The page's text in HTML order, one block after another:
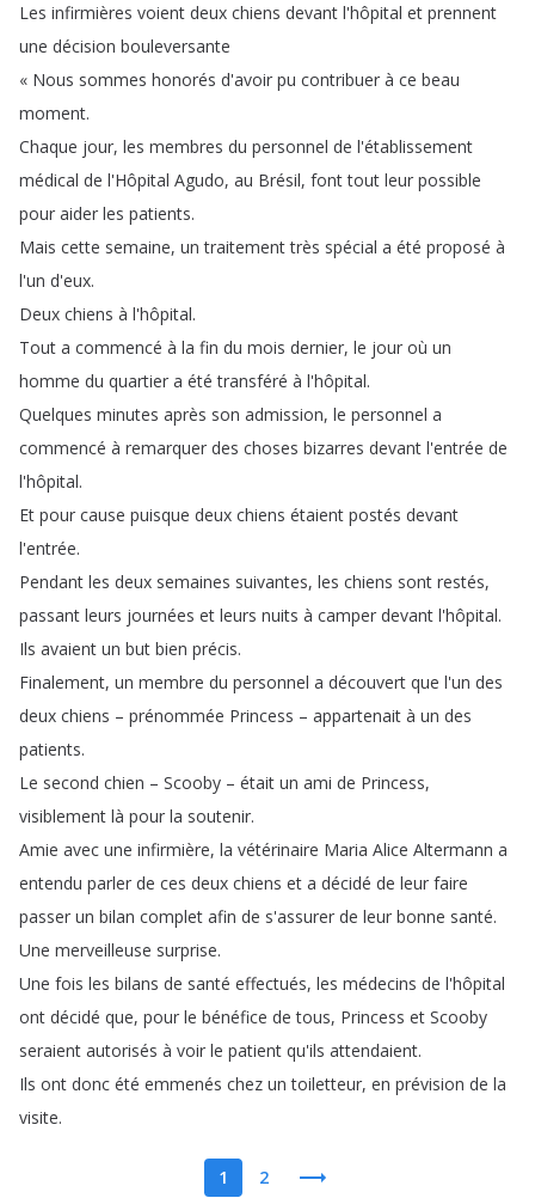
Les infirmières voient deux chiens devant l'hôpital et prennent
une décision bouleversante
« Nous sommes honorés d'avoir pu contribuer à ce beau
moment.
Chaque jour, les membres du personnel de l'établissement
médical de l'Hôpital Agudo, au Brésil, font tout leur possible
pour aider les patients.
Mais cette semaine, un traitement très spécial a été proposé à
l'un d'eux.
Deux chiens à l'hôpital.
Tout a commencé à la fin du mois dernier, le jour où un
homme du quartier a été transféré à l'hôpital.
Quelques minutes après son admission, le personnel a
commencé à remarquer des choses bizarres devant l'entrée de
l'hôpital.
Et pour cause puisque deux chiens étaient postés devant
l'entrée.
Pendant les deux semaines suivantes, les chiens sont restés,
passant leurs journées et leurs nuits à camper devant l'hôpital.
Ils avaient un but bien précis.
Finalement, un membre du personnel a découvert que l'un des
deux chiens – prénommée Princess – appartenait à un des
patients.
Le second chien – Scooby – était un ami de Princess,
visiblement là pour la soutenir.
Amie avec une infirmière, la vétérinaire Maria Alice Altermann a
entendu parler de ces deux chiens et a décidé de leur faire
passer un bilan complet afin de s'assurer de leur bonne santé.
Une merveilleuse surprise.
Une fois les bilans de santé effectués, les médecins de l'hôpital
ont décidé que, pour le bénéfice de tous, Princess et Scooby
seraient autorisés à voir le patient qu'ils attendaient.
Ils ont donc été emmenés chez un toiletteur, en prévision de la
visite.
1 2